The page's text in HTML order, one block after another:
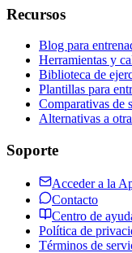
Recursos
Blog para
Herramientas y
Biblioteca de
Plantillas para
Comparativas de
Alternativas a
Soporte
Acceder a la
Contacto
Centro de
Política de
Términos de